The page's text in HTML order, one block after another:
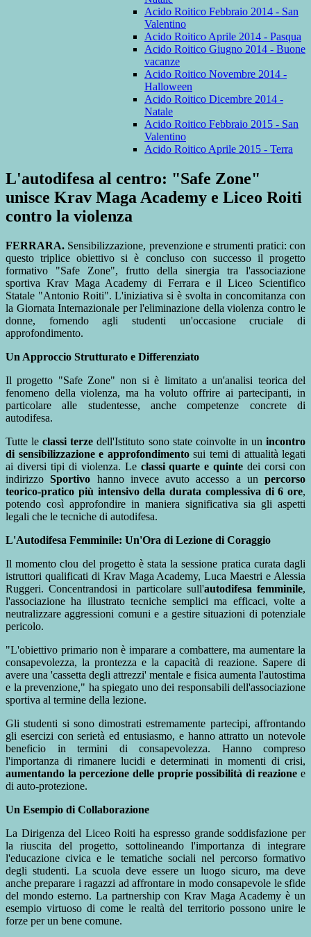
Acido Roitico Febbraio 2014 - San
Valentino
Acido Roitico Aprile 2014 - Pasqua
Acido Roitico Giugno 2014 - Buone
vacanze
Acido Roitico Novembre 2014 -
Halloween
Acido Roitico Dicembre 2014 -
Natale
Acido Roitico Febbraio 2015 - San
Valentino
Acido Roitico Aprile 2015 - Terra
L'autodifesa al centro: "Safe Zone"
unisce Krav Maga Academy e Liceo Roiti
contro la violenza
FERRARA. Sensibilizzazione, prevenzione e strumenti pratici: con
questo triplice obiettivo si è concluso con successo il progetto
formativo "Safe Zone", frutto della sinergia tra l'associazione
sportiva Krav Maga Academy di Ferrara e il Liceo Scientifico
Statale "Antonio Roiti". L'iniziativa si è svolta in concomitanza con
la Giornata Internazionale per l'eliminazione della violenza contro le
donne, fornendo agli studenti un'occasione cruciale di
approfondimento.
Un Approccio Strutturato e Differenziato
Il progetto "Safe Zone" non si è limitato a un'analisi teorica del
fenomeno della violenza, ma ha voluto offrire ai partecipanti, in
particolare alle studentesse, anche competenze concrete di
autodifesa.
Tutte leclassi terze dell'Istituto sono state coinvolte in unincontro
di sensibilizzazione e approfondimentosui temi di attualità legati
ai diversi tipi di violenza. Le classi quarte e quinte dei corsi con
indirizzoSportivo hanno invece avuto accesso a un percorso
teorico-pratico più intensivo della durata complessiva di 6 ore,
potendo così approfondire in maniera significativa sia gli aspetti
legali che le tecniche di autodifesa.
L'Autodifesa Femminile: Un'Ora di Lezione di Coraggio
Il momento clou del progetto è stata la sessione pratica curata dagli
istruttori qualificati di Krav Maga Academy, Luca Maestri e Alessia
Ruggeri. Concentrandosi in particolare sull'autodifesa femminile,
l'associazione ha illustrato tecniche semplici ma efficaci, volte a
neutralizzare aggressioni comuni e a gestire situazioni di potenziale
pericolo.
"L'obiettivo primario non è imparare a combattere, ma aumentare la
consapevolezza, la prontezza e la capacità di reazione. Sapere di
avere una 'cassetta degli attrezzi' mentale e fisica aumenta l'autostima
e la prevenzione," ha spiegato uno dei responsabili dell'associazione
sportiva al termine della lezione.
Gli studenti si sono dimostrati estremamente partecipi, affrontando
gli esercizi con serietà ed entusiasmo, e hanno attratto un notevole
beneficio in termini di consapevolezza. Hanno compreso
l'importanza di rimanere lucidi e determinati in momenti di crisi,
aumentando la percezione delle proprie possibilità di reazione e
di auto-protezione.
Un Esempio di Collaborazione
La Dirigenza del Liceo Roiti ha espresso grande soddisfazione per
la riuscita del progetto, sottolineando l'importanza di integrare
l'educazione civica e le tematiche sociali nel percorso formativo
degli studenti. La scuola deve essere un luogo sicuro, ma deve
anche preparare i ragazzi ad affrontare in modo consapevole le sfide
del mondo esterno. La partnership con Krav Maga Academy è un
esempio virtuoso di come le realtà del territorio possono unire le
forze per un bene comune.